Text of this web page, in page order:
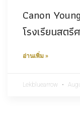
Canon
โรงเรียนสตรี
อ่านเพิ่ม »
Lekbluearrow